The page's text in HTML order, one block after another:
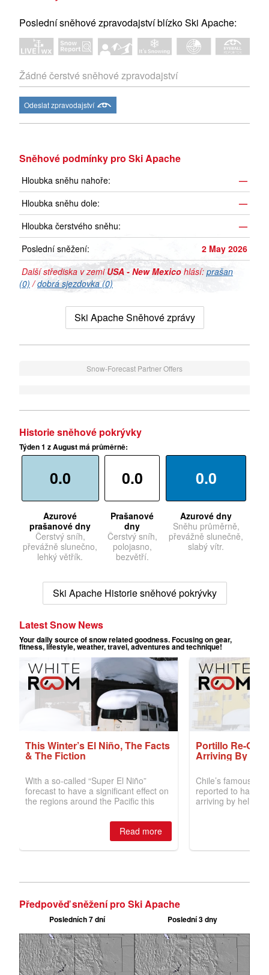
Poslední sněhové zpravodajství blízko Ski Apache:
Žádné čerstvé sněhové zpravodajství
Odeslat zpravodajství
Sněhové podmínky pro Ski Apache
Hloubka sněhu nahoře:
—
Hloubka sněhu dole:
—
Hloubka čerstvého sněhu:
—
Poslední sněžení:
2 May 2026
Další střediska v zemi USA - New Mexico hlásí: prašan
(0) /dobrá sjezdovka (0)
Ski Apache Sněhové zprávy
Snow-Forecast Partner Offers
Historie sněhové pokrývky
Týden 1 z August má průměrně:
0.0
Azurové
prašanové dny
Čerstvý sníh,
převážně slunečno,
lehký větřík.
0.0
Prašanové
dny
Čerstvý sníh,
polojasno,
bezvětří.
0.0
Azurové dny
Sněhu průměrně,
převážně slunečně,
slabý vítr.
Ski Apache Historie sněhové pokrývky
Předpověď sněžení pro Ski Apache
Posledních 7 dní Poslední 3 dny